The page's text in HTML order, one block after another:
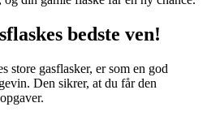
bedste ven!
store gasflasker, er som en god
Den sikrer, at du får den